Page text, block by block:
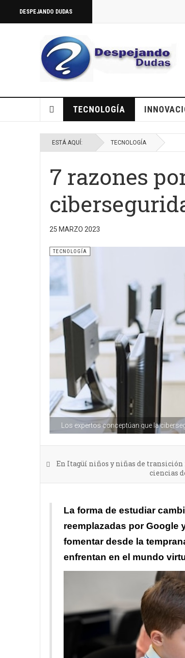
DESPEJANDO DUDAS
TECNOLOGÍA
ESTÁ AQUÍ: TECNOLOGÍA
7 razones
25 MARZO 2023
Los expertos conceptúan que la
TECNOLOGÍA
En Itagüí niños y niñas de transición
ciencias
La forma de estudiar
reemplazadas por Google
fomentar desde la
enfrentan en el mundo